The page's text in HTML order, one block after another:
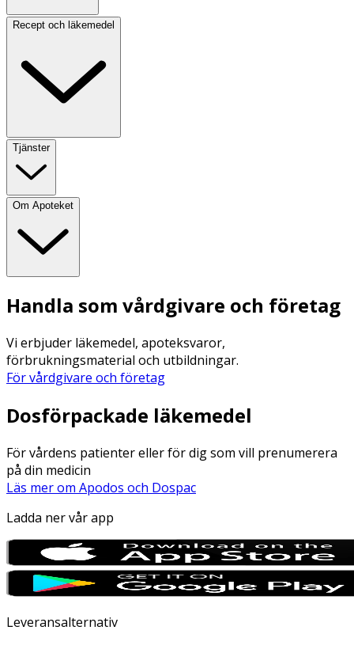
Recept och läkemedel
Tjänster
Om Apoteket
Handla som vårdgivare och företag
Vi erbjuder läkemedel, apoteksvaror,
förbrukningsmaterial och utbildningar.
För vårdgivare och företag
Dosförpackade läkemedel
För vårdens patienter eller för dig som vill prenumerera
på din medicin
Läs mer om Apodos och Dospac
Ladda ner vår app
Leveransalternativ